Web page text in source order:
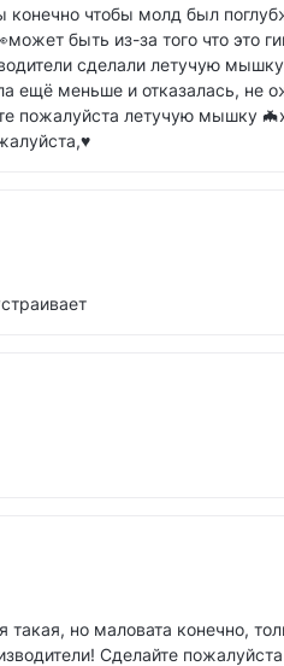
конечно чтобы молд был
быть из-за того что это
сделали летучую
ещё меньше и отказалась, не
пожалуйста летучую мышку
такая, но маловата конечно,
Сделайте